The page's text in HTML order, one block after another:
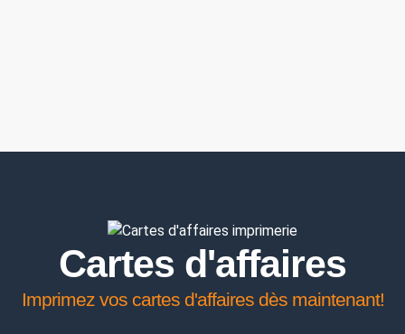
Cartes d'affaires
Imprimez vos cartes d'affaires dès maintenant!